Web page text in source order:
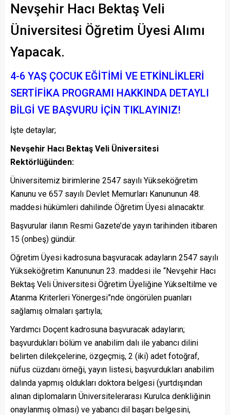
Nevşehir Hacı Bektaş Veli
Üniversitesi Öğretim Üyesi Alımı
Yapacak.
4-6 YAŞ ÇOCUK EĞİTİMİ VE ETKİNLİKLERİ
SERTİFİKA PROGRAMI HAKKINDA DETAYLI
BİLGİ VE BAŞVURU İÇİN TIKLAYINIZ!
İşte detaylar;
Nevşehir Hacı Bektaş Veli Üniversitesi
Rektörlüğünden:
Üniversitemiz birimlerine 2547 sayılı Yükseköğretim
Kanunu ve 657 sayılı Devlet Memurları Kanununun 48.
maddesi hükümleri dahilinde Öğretim Üyesi alınacaktır.
Başvurular ilanın Resmi Gazete’de yayın tarihinden itibaren
15 (onbeş) gündür.
Öğretim Üyesi kadrosuna başvuracak adayların 2547 sayılı
Yükseköğretim Kanununun 23. maddesi ile “Nevşehir Hacı
Bektaş Veli Üniversitesi Öğretim Üyeliğine Yükseltilme ve
Atanma Kriterleri Yönergesi”nde öngörülen puanları
sağlamış olmaları şartıyla;
Yardımcı Doçent kadrosuna başvuracak adayların;
başvurdukları bölüm ve anabilim dalı ile yabancı dilini
belirten dilekçelerine, özgeçmiş, 2 (iki) adet fotoğraf,
nüfus cüzdanı örneği, yayın listesi, başvurdukları anabilim
dalında yapmış oldukları doktora belgesi (yurtdışından
alınan diplomaların Üniversitelerarası Kurulca denkliğinin
onaylanmış olması) ve yabancı dil başarı belgesini,